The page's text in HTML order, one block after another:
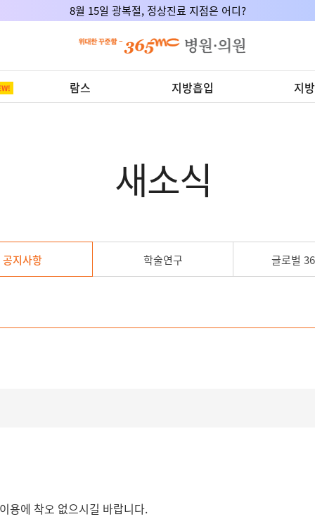
8월 15일 광복절, 정상진료 지점은 어디?
람스 지방흡입 지
새소식
공지사항 학술연구 글로벌
용에 착오 없으시길 바랍니다.